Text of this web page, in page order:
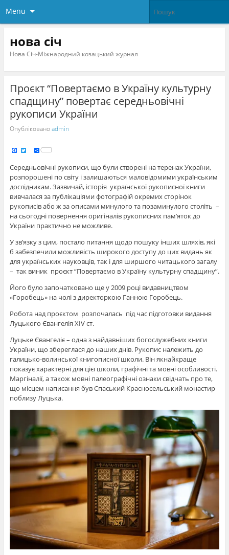
Menu
нова січ
Нова Січ-Міжнародний козацький журнал
Проєкт “Повертаємо в Україну культурну
спадщину” повертає середньовічні
рукописи України
Опублікованоadmin
Fa
e
b
o
o
k
Tw
t
t
e
r
S
h
r
e
Середньовічні рукописи, що були створені на теренах України,
розпорошені по світу і залишаються маловідомими українським
дослідникам. Зазвичай, історія української рукописної книги
вивчалася за публікаціями фотографій окремих сторінок
рукописів або ж за описами минулого та позаминулого століть –
на сьогодні повернення оригіналів рукописних пам’яток до
України практично не можливе.
У зв’язку з цим, постало питання щодо пошуку інших шляхів, які
б забезпечили можливість широкого доступу до цих видань як
для українських науковців, так і для ширшого читацького загалу
– так виник проєкт “Повертаємо в Україну культурну спадщину”.
Його було започатковано ще у 2009 році видавництвом
«Горобець» на чолі з директоркою Ганною Горобець.
Робота над проєктом розпочалась під час підготовки видання
Луцького Євангелія XIV ст.
Луцьке Євангеліє – одна з найдавніших богослужебних книги
України, що збереглася до наших днів. Рукопис належить до
галицько-волинської книгописної школи. Він якнайкраще
показує характерні для цієї школи, графічні та мовні особливості.
Маргіналії, а також мовні палеографічні ознаки свідчать про те,
що місцем написання був Спаський Красносельський монастир
поблизу Луцька.